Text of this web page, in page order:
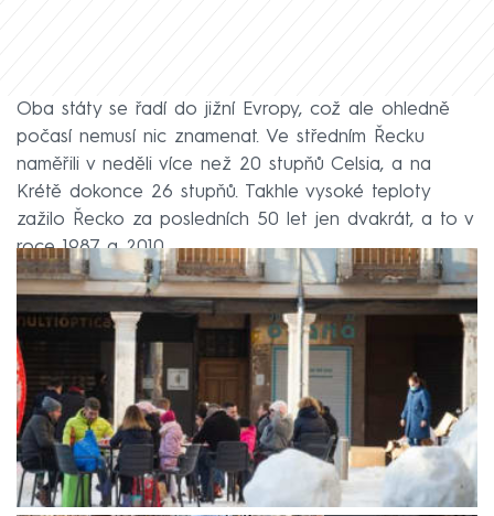
Oba státy se řadí do jižní Evropy, což ale ohledně
počasí nemusí nic znamenat. Ve středním Řecku
naměřili v neděli více než 20 stupňů Celsia, a na
Krétě dokonce 26 stupňů. Takhle vysoké teploty
zažilo Řecko za posledních 50 let jen dvakrát, a to v
roce 1987 a 2010.